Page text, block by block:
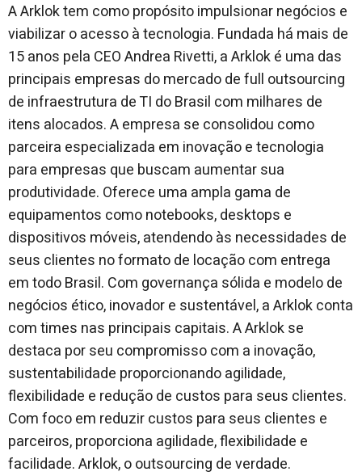
A Arklok tem como propósito impulsionar negócios e
viabilizar o acesso à tecnologia. Fundada há mais de
15 anos pela CEO Andrea Rivetti, a Arklok é uma das
principais empresas do mercado de full outsourcing
de infraestrutura de TI do Brasil com milhares de
itens alocados. A empresa se consolidou como
parceira especializada em inovação e tecnologia
para empresas que buscam aumentar sua
produtividade. Oferece uma ampla gama de
equipamentos como notebooks, desktops e
dispositivos móveis, atendendo às necessidades de
seus clientes no formato de locação com entrega
em todo Brasil. Com governança sólida e modelo de
negócios ético, inovador e sustentável, a Arklok conta
com times nas principais capitais. A Arklok se
destaca por seu compromisso com a inovação,
sustentabilidade proporcionando agilidade,
flexibilidade e redução de custos para seus clientes.
Com foco em reduzir custos para seus clientes e
parceiros, proporciona agilidade, flexibilidade e
facilidade. Arklok, o outsourcing de verdade.